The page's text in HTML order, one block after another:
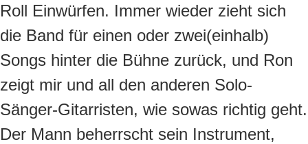
Roll Einwürfen. Immer wieder zieht sich
die Band für einen oder zwei(einhalb)
Songs hinter die Bühne zurück, und Ron
zeigt mir und all den anderen Solo-
Sänger-Gitarristen, wie sowas richtig geht.
Der Mann beherrscht sein Instrument,